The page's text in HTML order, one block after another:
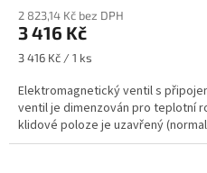
2 823,14 Kč bez DPH
3 416 Kč
Měrná
3 416 Kč / 1 ks
Elektromagnetický ventil s
ventil je dimenzován pro teplotní
klidové poloze je uzavřený